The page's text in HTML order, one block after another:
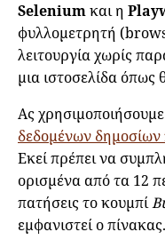
Seleniumκαι η
φυλλομετρητή
λειτουργία χωρίς
μια ιστοσελίδα
Ας
δεδομένων
Εκεί πρέπει να
ορισμένα από τα 12
πατήσεις το κουμπί
εμφανιστεί ο πίνακας.